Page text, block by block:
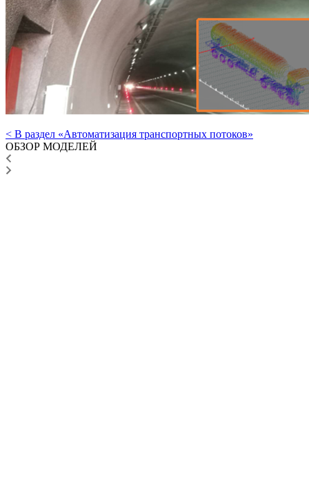
< В раздел «Автоматизация транспортных потоков»
ОБЗОР МОДЕЛЕЙ